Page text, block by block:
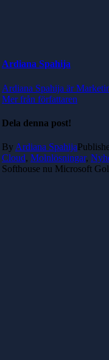
Ardiana Spahija
Ardiana Spahija är
Mer från författaren
Dela denna post!
By Ardiana Spahija
Cloud, Molnlösningar,
Softhouse nu Microsoft